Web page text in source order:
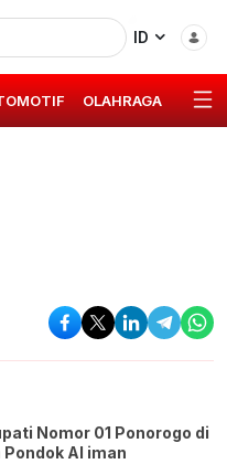
ID
OLAHRAGA GAYA
Nomor 01 Ponorogo di
Al iman